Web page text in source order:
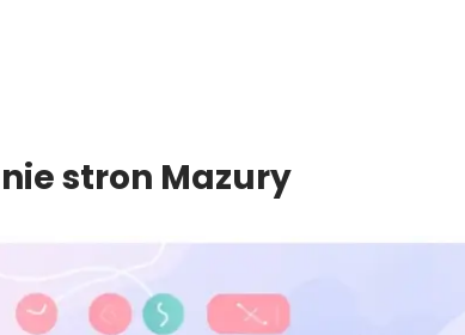
stron Mazury